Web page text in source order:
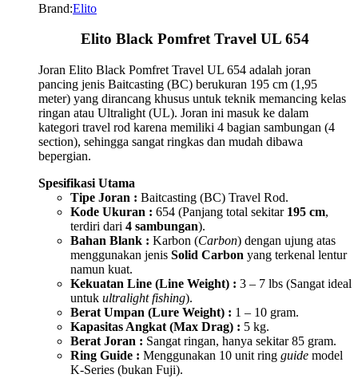
Brand:Elito
Elito Black Pomfret Travel UL 654
Joran Elito Black Pomfret Travel UL 654 adalah joran
pancing jenis Baitcasting (BC) berukuran 195 cm (1,95
meter) yang dirancang khusus untuk teknik memancing kelas
ringan atau Ultralight (UL). Joran ini masuk ke dalam
kategori travel rod karena memiliki 4 bagian sambungan (4
section), sehingga sangat ringkas dan mudah dibawa
bepergian.
Spesifikasi Utama
Tipe Joran : Baitcasting (BC) Travel Rod.
Kode Ukuran : 654 (Panjang total sekitar 195 cm,
terdiri dari 4 sambungan).
Bahan Blank : Karbon (Carbon) dengan ujung atas
menggunakan jenis Solid Carbon yang terkenal lentur
namun kuat.
Kekuatan Line (Line Weight) : 3 – 7 lbs (Sangat ideal
untuk ultralight fishing).
Berat Umpan (Lure Weight) : 1 – 10 gram.
Kapasitas Angkat (Max Drag) : 5 kg.
Berat Joran : Sangat ringan, hanya sekitar 85 gram.
Ring Guide : Menggunakan 10 unit ring guide model
K-Series (bukan Fuji).